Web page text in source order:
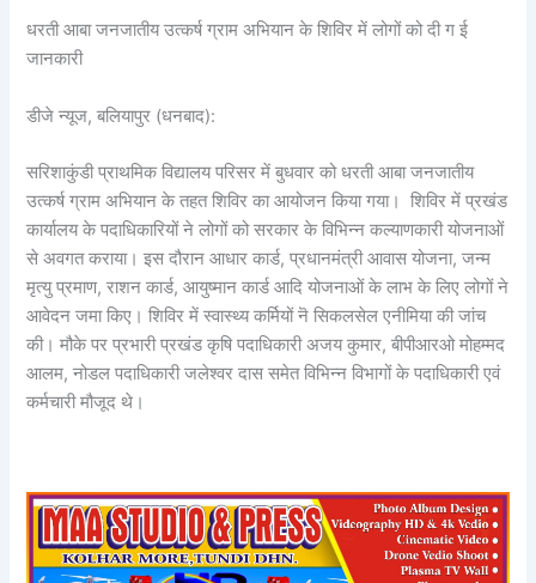
धरती आबा जनजातीय उत्कर्ष ग्राम अभियान के शिविर में लोगों को दी ग ई
जानकारी
डीजे न्यूज, बलियापुर (धनबाद):
सरिशाकुंडी प्राथमिक विद्यालय परिसर में बुधवार को धरती आबा जनजातीय
उत्कर्ष ग्राम अभियान के तहत शिविर का आयोजन किया गया। शिविर में प्रखंड
कार्यालय के पदाधिकारियों ने लोगों को सरकार के विभिन्न कल्याणकारी योजनाओं
से अवगत कराया। इस दौरान आधार कार्ड, प्रधानमंत्री आवास योजना, जन्म
मृत्यु प्रमाण, राशन कार्ड, आयुष्मान कार्ड आदि योजनाओं के लाभ के लिए लोगों ने
आवेदन जमा किए। शिविर में स्वास्थ्य कर्मियों नॆ सिकलसेल एनीमिया की जांच
की। मौके पर प्रभारी प्रखंड कृषि पदाधिकारी अजय कुमार, बीपीआरओ मोहम्मद
आलम, नोडल पदाधिकारी जलेश्वर दास समेत विभिन्न विभागों के पदाधिकारी एवं
कर्मचारी मौजूद थे।